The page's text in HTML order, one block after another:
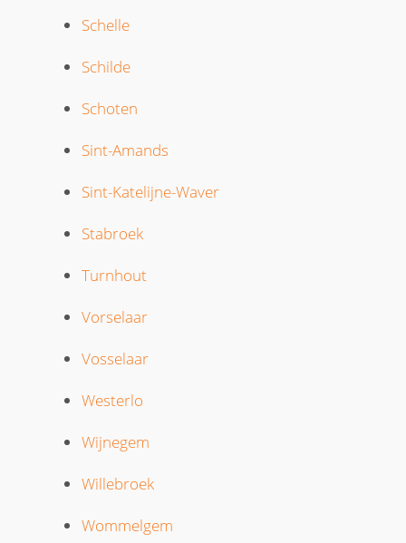
Schelle
Schilde
Schoten
Sint-Amands
Sint-Katelijne-Waver
Stabroek
Turnhout
Vorselaar
Vosselaar
Westerlo
Wijnegem
Willebroek
Wommelgem